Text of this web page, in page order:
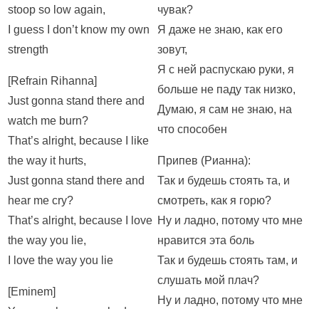
stoop so low again,
I guess I don’t know my own
strength
[Refrain Rihanna]
Just gonna stand there and
watch me burn?
That’s alright, because I like
the way it hurts,
Just gonna stand there and
hear me cry?
That’s alright, because I love
the way you lie,
I love the way you lie
[Eminem]
чувак?
Я даже не знаю, как его
зовут,
Я с ней распускаю руки, я
больше не паду так низко,
Думаю, я сам не знаю, на
что способен
Припев (Рианна):
Так и будешь стоять та, и
смотреть, как я горю?
Ну и ладно, потому что мне
нравится эта боль
Так и будешь стоять там, и
слушать мой плач?
Ну и ладно, потому что мне